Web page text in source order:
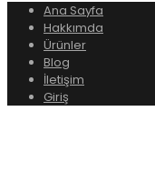
Ana Sayfa
Hakkımda
Ürünler
Blog
İletişim
Giriş